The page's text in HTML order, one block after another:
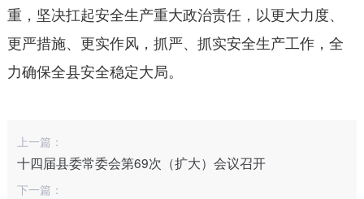
重，坚决扛起安全生产重大政治责任，以更大力度、
更严措施、更实作风，抓严、抓实安全生产工作，全
力确保全县安全稳定大局。
上一篇：
十四届县委常委会第69次（扩大）会议召开
下一篇：